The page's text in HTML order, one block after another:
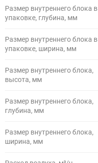
Размер внутреннего блока в
упаковке, глубина, мм
Размер внутреннего блока в
упаковке, ширина, мм
Размер внутреннего блока,
высота, мм
Размер внутреннего блока,
глубина, мм
Размер внутреннего блока,
ширина, мм